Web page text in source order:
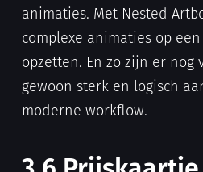
animaties. Met Nested
complexe animaties op
opzetten. En zo zijn er nog
gewoon sterk en logisch
moderne workflow.